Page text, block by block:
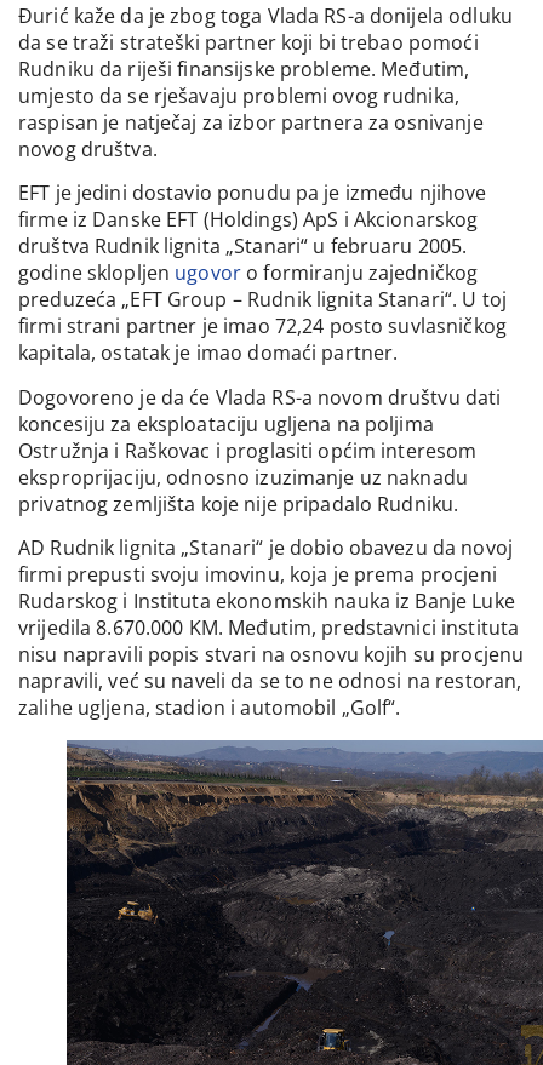
Đurić kaže da je zbog toga Vlada RS-a donijela odluku
da se traži strateški partner koji bi trebao pomoći
Rudniku da riješi finansijske probleme. Međutim,
umjesto da se rješavaju problemi ovog rudnika,
raspisan je natječaj za izbor partnera za osnivanje
novog društva.
EFT je jedini dostavio ponudu pa je između njihove
firme iz Danske EFT (Holdings) ApS i Akcionarskog
društva Rudnik lignita „Stanari“ u februaru 2005.
godine sklopljen ugovor o formiranju zajedničkog
preduzeća „EFT Group – Rudnik lignita Stanari“. U toj
firmi strani partner je imao 72,24 posto suvlasničkog
kapitala, ostatak je imao domaći partner.
Dogovoreno je da će Vlada RS-a novom društvu dati
koncesiju za eksploataciju ugljena na poljima
Ostružnja i Raškovac i proglasiti općim interesom
eksproprijaciju, odnosno izuzimanje uz naknadu
privatnog zemljišta koje nije pripadalo Rudniku.
AD Rudnik lignita „Stanari“ je dobio obavezu da novoj
firmi prepusti svoju imovinu, koja je prema procjeni
Rudarskog i Instituta ekonomskih nauka iz Banje Luke
vrijedila 8.670.000 KM. Međutim, predstavnici instituta
nisu napravili popis stvari na osnovu kojih su procjenu
napravili, već su naveli da se to ne odnosi na restoran,
zalihe ugljena, stadion i automobil „Golf“.